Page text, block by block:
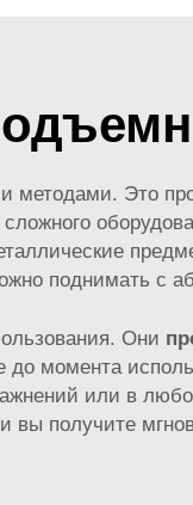
Это
поднимать с
Они
момента
или в
вы получите